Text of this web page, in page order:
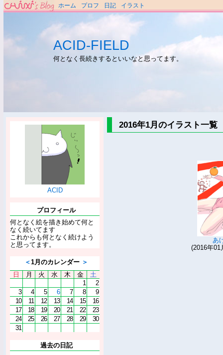
ホーム プロフ 日記 イラスト
ACID-FIELD
何となく長続きするといいなと思ってます。
ACID
プロフィール
何となく絵を描き始めて何と
なく続いてます
これからも何となく続けよう
と思ってます。
＜1月のカレンダー ＞
日
月 火 水 木 金
土
1
2
3
4 5 6 7 8
9
10
11 12 13 14 15
16
17
18 19 20 21 22
23
24
25 26 27 28 29
30
31
過去の日記
2016年1月のイラスト一覧
あ
(2016年01